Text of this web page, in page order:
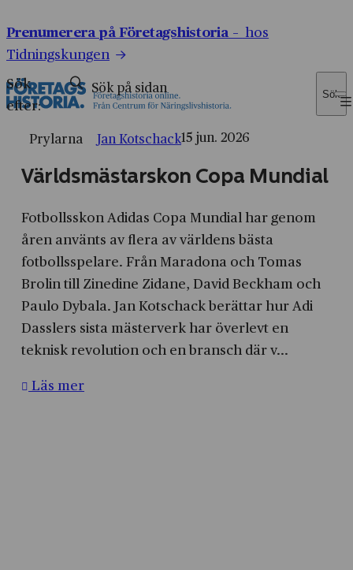
Prenumerera på Företagshistoria – hos
Tidningskungen
Sök
efter:
Sök
Prylarna Jan Kotschack15 jun. 2026
Världsmästarskon Copa Mundial
Fotbollsskon Adidas Copa Mundial har genom
åren använts av flera av världens bästa
fotbollsspelare. Från Maradona och Tomas
Brolin till Zinedine Zidane, David Beckham och
Paulo Dybala. Jan Kotschack berättar hur Adi
Dasslers sista mästerverk har överlevt en
teknisk revolution och en bransch där v...
Läs mer